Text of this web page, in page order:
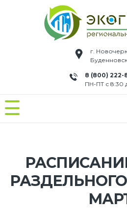
г.
8 (800) 222-
ПН-ПТ с 8:30